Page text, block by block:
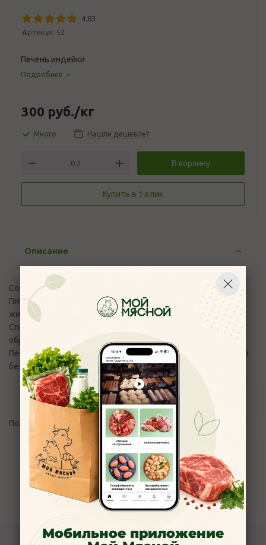
4.83
Артикул: 52
Печень индейки
Подробнее
300 руб./кг
Много Нашли дешевле?
В корзину
Купить в 1 клик
Описание
Состав: печень индейки.
Пищ. и энерг. ценность в 100 гр продукта: белок - 18 г.
жир-10,0 г. Калорийность - 162 ккал/680 кдж
Способ приготовления: требует тепловой кулинарной
обработки
Печень индейки мягкая, имеет сладковатый привкус и почти
без жилок
Отзывы
Пожалуйста, авторизуйтесь, чтобы оставить отзыв.
Задать вопрос
Наличие
Мобильное приложение